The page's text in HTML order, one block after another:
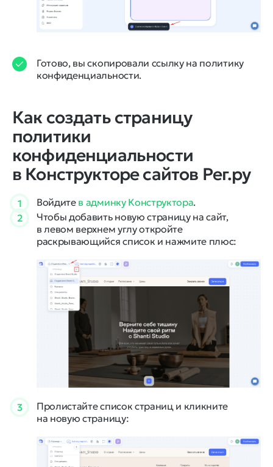
Готово, вы скопировали ссылку на политику
конфиденциальности.
Как создать страницу
политики
конфиденциальности
в Конструкторе сайтов Рег.ру
1 Войдите в админку Конструктора.
2
Чтобы добавить новую страницу на сайт,
в левом верхнем углу откройте
раскрывающийся список и нажмите плюс:
3
Пролистайте список страниц и кликните
на новую страницу: